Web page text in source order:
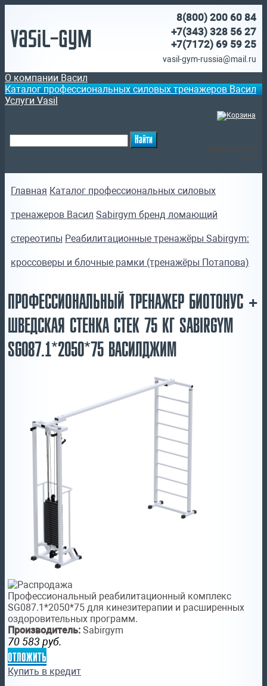
Vasil-Gym
8(800) 200 60 84
+7(343) 328 56 27
+7(7172) 69 59 25
vasil-gym-russia@mail.ru
О компании Васил
Каталог профессиональных силовых тренажеров Васил
Услуги Vasil
Главная Каталог профессиональных силовых
тренажеров Васил Sabirgym бренд ломающий
стереотипы Реабилитационные тренажёры Sabirgym:
кроссоверы и блочные рамки (тренажёры Потапова)
ПРОФЕССИОНАЛЬНЫЙ ТРЕНАЖЕР БИОТОНУС +
ШВЕДСКАЯ СТЕНКА СТЕК 75 КГ SABIRGYM
SG087.1*2050*75 ВАСИЛДЖИМ
Профессиональный реабилитационный комплекс
SG087.1*2050*75 для кинезитерапии и расширенных
оздоровительных программ.
Производитель: Sabirgym
70 583 руб.
отложить
Купить в кредит